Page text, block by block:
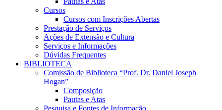
Cursos
Cursos com Inscrições Abertas
Prestação de Serviços
Ações de Extensão e Cultura
Serviços e Informações
Dúvidas Frequentes
BIBLIOTECA
Comissão de Biblioteca “Prof. Dr. Daniel Joseph
Hogan”
Composição
Pautas e Atas
Pesquisa e Fontes de Informação